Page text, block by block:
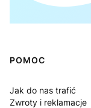
Linki w stopce
POMOC
Jak do nas trafić
Zwroty i reklamacje